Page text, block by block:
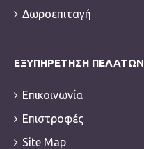
Δωροεπιταγή
ΕΞΥΠΗΡΈΤΗΣΗ ΠΕΛΑΤΏΝ
Επικοινωνία
Επιστροφές
Site Map